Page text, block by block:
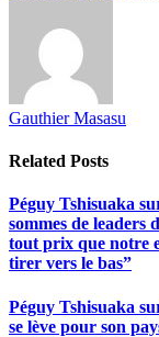
Gauthier Masasu
Related Posts
Péguy Tshisuaka
sommes de leaders
tout prix que notre
tirer vers le bas”
Péguy Tshisuaka
se lève pour son